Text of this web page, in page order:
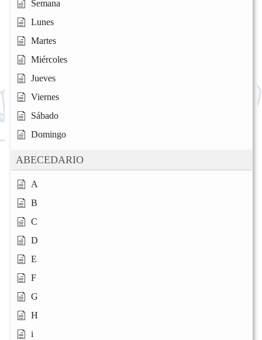
Semana
Lunes
Martes
Miércoles
Jueves
Viernes
Sábado
Domingo
ABECEDARIO
A
B
C
D
E
F
G
H
i